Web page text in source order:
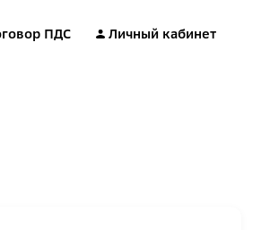
ПДС Личный кабинет